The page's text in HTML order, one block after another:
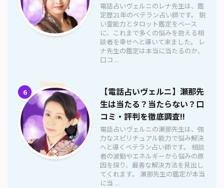
電話占いヴェルニのレナ先生は、鑑
定歴21年のベテラン占い師です。 鋭
い霊能力とタロット鑑定をベース
に、これまで多くの悩みを抱える相
談者を幸せへと導いて来ました。 レ
ナ先生の鑑定は本当に当たるのか、
口コ ...
6
【電話占いヴェルニ】瀬那先
生は当たる？当たらない？口
コミ・評判を徹底調査!!
電話占いヴェルニの瀬那先生は、強
力なスピリチュアル能力で悩み解決
へと導くベテラン占い師です。 相談
者の波動やエネルギーから悩みの原
因を探り、最善な解決方法を見出し
てくれます。 瀬那先生の鑑定が本当
に当 ...